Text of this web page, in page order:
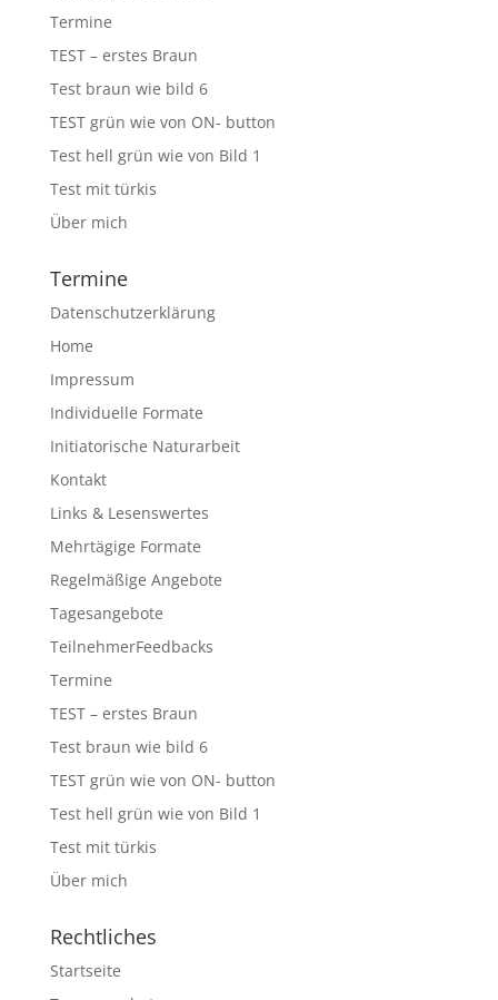
Termine
TEST – erstes Braun
Test braun wie bild 6
TEST grün wie von ON- button
Test hell grün wie von Bild 1
Test mit türkis
Über mich
Termine
Datenschutzerklärung
Home
Impressum
Individuelle Formate
Initiatorische Naturarbeit
Kontakt
Links & Lesenswertes
Mehrtägige Formate
Regelmäßige Angebote
Tagesangebote
TeilnehmerFeedbacks
Termine
TEST – erstes Braun
Test braun wie bild 6
TEST grün wie von ON- button
Test hell grün wie von Bild 1
Test mit türkis
Über mich
Rechtliches
Startseite